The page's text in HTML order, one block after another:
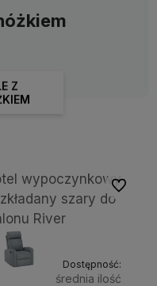
Z
wypoczynkowy
szary do
River
Dostępność:
średnia ilość
Do